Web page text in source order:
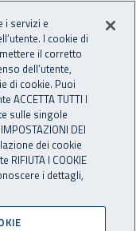
Apri cerca
termini
di
i servizi e
I cookie di
il corretto
dell’utente,
di cookie. Puoi
ACCETTA TUTTI I
sulle singole
DEI
dei cookie
I COOKIE
i dettagli,